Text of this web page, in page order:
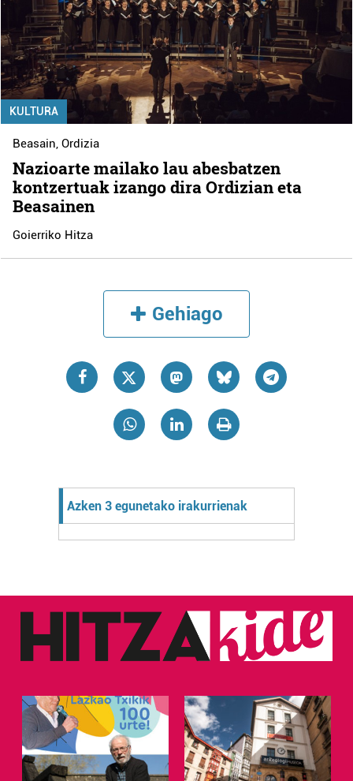
KULTURA
Beasain,Ordizia
Nazioarte mailako lau abesbatzen
kontzertuak izango dira Ordizian eta
Beasainen
Goierriko Hitza
Gehiago
Azken 3 egunetako irakurrienak